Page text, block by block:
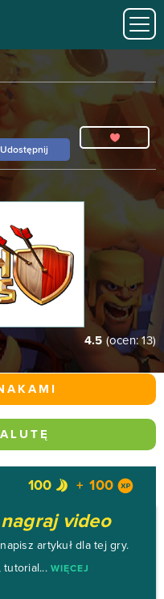
Udostępnij
4.5 (ocen:13)
100 100
video
artykuł dla tej gry.
tutorial... WIĘCEJ